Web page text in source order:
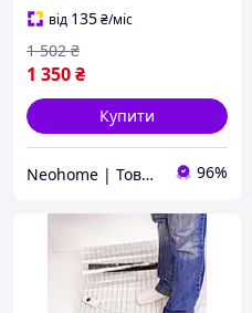
від 135₴/міс
1 350₴
1 502 ₴
Купити
Neohome | Товари для дому та дачі 96%